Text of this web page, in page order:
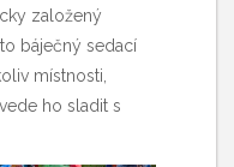
založený
báječný sedací
místnosti,
ho sladit s